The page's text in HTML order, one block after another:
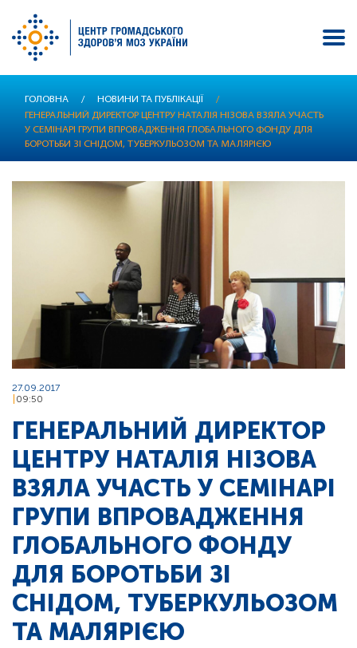
вмісту
ГОЛОВНА / НОВИНИ ТА ПУБЛІКАЦІЇ
/
ГЕНЕРАЛЬНИЙ ДИРЕКТОР ЦЕНТРУ НАТАЛІЯ НІЗОВА ВЗЯЛА УЧАСТЬ
У СЕМІНАРІ ГРУПИ ВПРОВАДЖЕННЯ ГЛОБАЛЬНОГО ФОНДУ ДЛЯ
БОРОТЬБИ ЗІ СНІДОМ, ТУБЕРКУЛЬОЗОМ ТА МАЛЯРІЄЮ
27.09.2017
09:50
ГЕНЕРАЛЬНИЙ ДИРЕКТОР
ЦЕНТРУ НАТАЛІЯ НІЗОВА
ВЗЯЛА УЧАСТЬ У СЕМІНАРІ
ГРУПИ ВПРОВАДЖЕННЯ
ГЛОБАЛЬНОГО ФОНДУ
ДЛЯ БОРОТЬБИ ЗІ
СНІДОМ, ТУБЕРКУЛЬОЗОМ
ТА МАЛЯРІЄЮ